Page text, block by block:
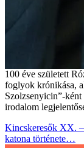
100 éve született
foglyok krónikása,
Szolzsenyicin”-ként
irodalom
Kincskeresők XX.
katona története…